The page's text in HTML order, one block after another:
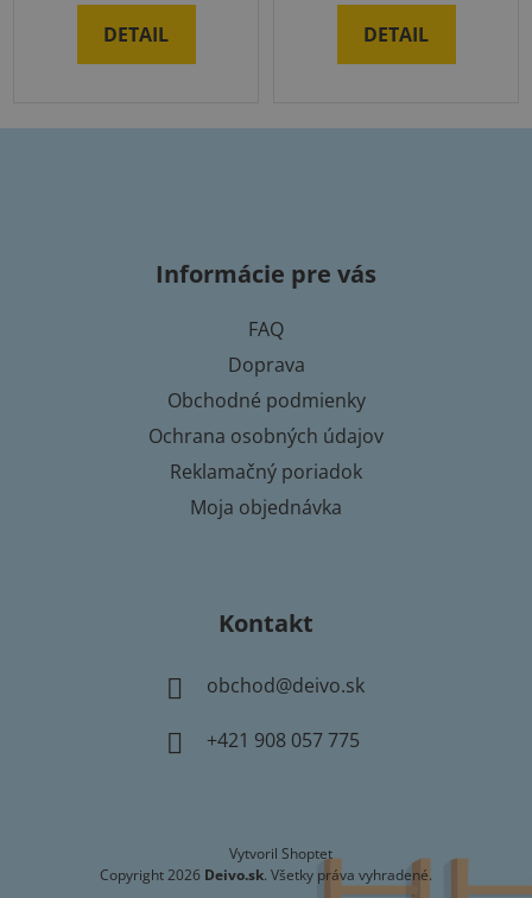
DETAIL DETAIL
Informácie pre vás
FAQ
Doprava
Obchodné podmienky
Ochrana osobných údajov
Reklamačný poriadok
Moja objednávka
Kontakt
obchod@deivo.sk
+421 908 057 775
Vytvoril Shoptet
Copyright 2026 Deivo.sk. Všetky práva vyhradené.